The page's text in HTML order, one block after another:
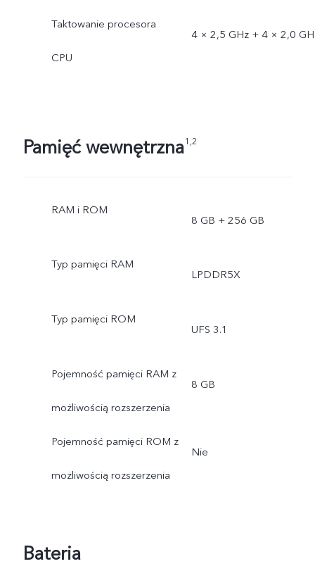
Taktowanie procesora
CPU
4 × 2,5 GHz + 4 × 2,0
Pamięć wewnętrzna1,2
RAM i ROM
8 GB + 256 GB
Typ pamięci RAM
LPDDR5X
Typ pamięci ROM
UFS 3.1
Pojemność pamięci RAM z
możliwością rozszerzenia
8 GB
Pojemność pamięci ROM z
możliwością rozszerzenia
Nie
Bateria